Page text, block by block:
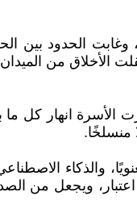
الحدود بين
الأخلاق من
الأسرة انهار كل ما
منسلخًا.
والذكاء الاصطناعي
ويجعل من